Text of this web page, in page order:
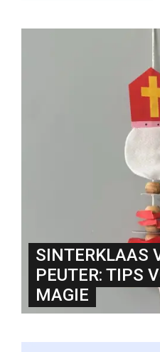
SINTERKLAAS
PEUTER: TIPS
MAGIE